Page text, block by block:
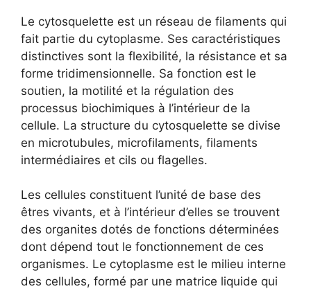
Le cytosquelette est un réseau de filaments qui
fait partie du cytoplasme. Ses caractéristiques
distinctives sont la flexibilité, la résistance et sa
forme tridimensionnelle. Sa fonction est le
soutien, la motilité et la régulation des
processus biochimiques à l’intérieur de la
cellule. La structure du cytosquelette se divise
en microtubules, microfilaments, filaments
intermédiaires et cils ou flagelles.
Les cellules constituent l’unité de base des
êtres vivants, et à l’intérieur d’elles se trouvent
des organites dotés de fonctions déterminées
dont dépend tout le fonctionnement de ces
organismes. Le cytoplasme est le milieu interne
des cellules, formé par une matrice liquide qui